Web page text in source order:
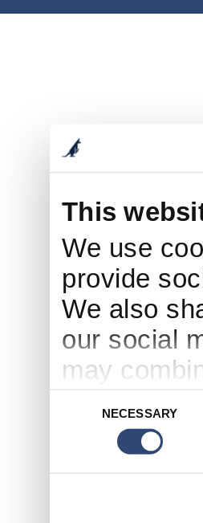
This
We use
provide
We also
our social
may
to them or
services.
NECESSARY